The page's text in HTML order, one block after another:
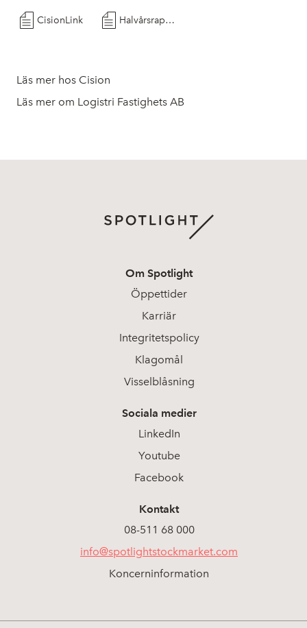
CisionLink Halvårsrapport januari-juni 2020 Logistri Fastighets AB
Läs mer hos Cision
Läs mer om Logistri Fastighets AB
Om Spotlight
Öppettider
Karriär
Integritetspolicy
Klagomål
Visselblåsning
Sociala medier
LinkedIn
Youtube
Facebook
Kontakt
08-511 68 000
info@spotlightstockmarket.com
Koncerninformation